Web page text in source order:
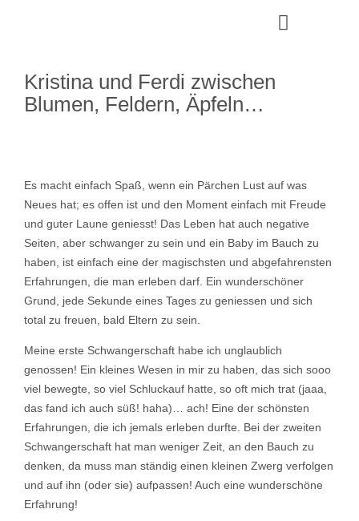
Kristina und Ferdi zwischen
Blumen, Feldern, Äpfeln…
Es macht einfach Spaß, wenn ein Pärchen Lust auf was
Neues hat; es offen ist und den Moment einfach mit Freude
und guter Laune geniesst! Das Leben hat auch negative
Seiten, aber schwanger zu sein und ein Baby im Bauch zu
haben, ist einfach eine der magischsten und abgefahrensten
Erfahrungen, die man erleben darf. Ein wunderschöner
Grund, jede Sekunde eines Tages zu geniessen und sich
total zu freuen, bald Eltern zu sein.
Meine erste Schwangerschaft habe ich unglaublich
genossen! Ein kleines Wesen in mir zu haben, das sich sooo
viel bewegte, so viel Schluckauf hatte, so oft mich trat (jaaa,
das fand ich auch süß! haha)… ach! Eine der schönsten
Erfahrungen, die ich jemals erleben durfte. Bei der zweiten
Schwangerschaft hat man weniger Zeit, an den Bauch zu
denken, da muss man ständig einen kleinen Zwerg verfolgen
und auf ihn (oder sie) aufpassen! Auch eine wunderschöne
Erfahrung!